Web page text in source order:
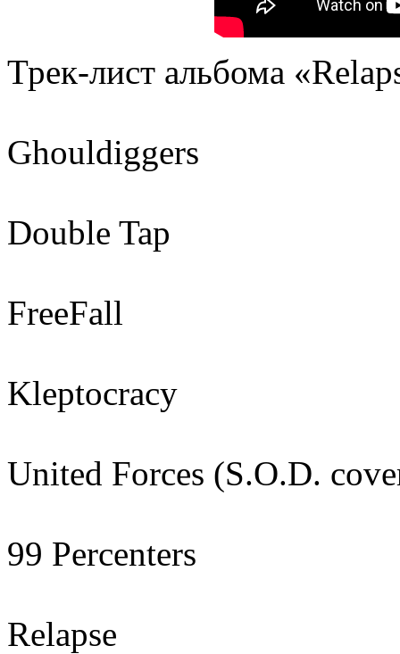
Трек-лист альбома
Ghouldiggers
Double Tap
FreeFall
Kleptocracy
United Forces (S.O.D.
99 Percenters
Relapse